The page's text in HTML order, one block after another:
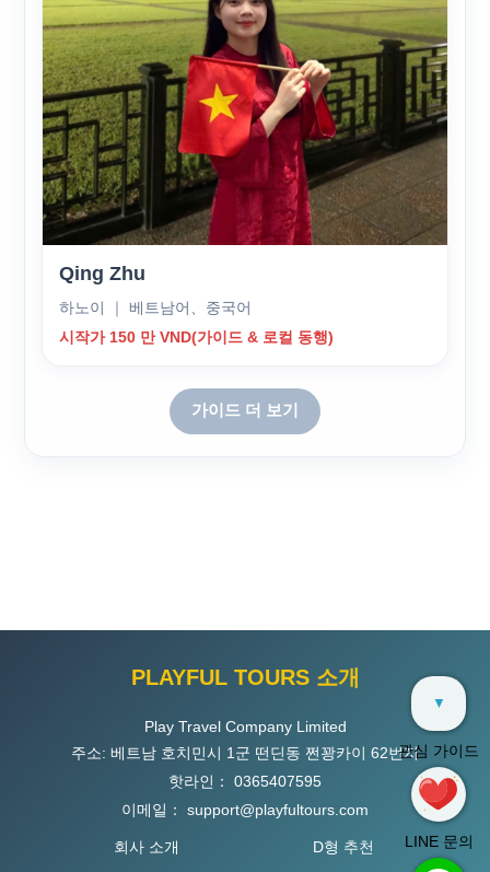
Qing Zhu
하노이 ｜ 베트남어、중국어
시작가 150 만 VND(가이드 & 로컬 동행)
가이드 더 보기
PLAYFUL TOURS 소개
Play Travel Company Limited
주소: 베트남 호치민시 1군 떤딘동 쩐꽝카이 62번지
핫라인： 0365407595
이메일： support@playfultours.com
회사 소개 D형 추천
▼
관심 가이드
LINE 문의